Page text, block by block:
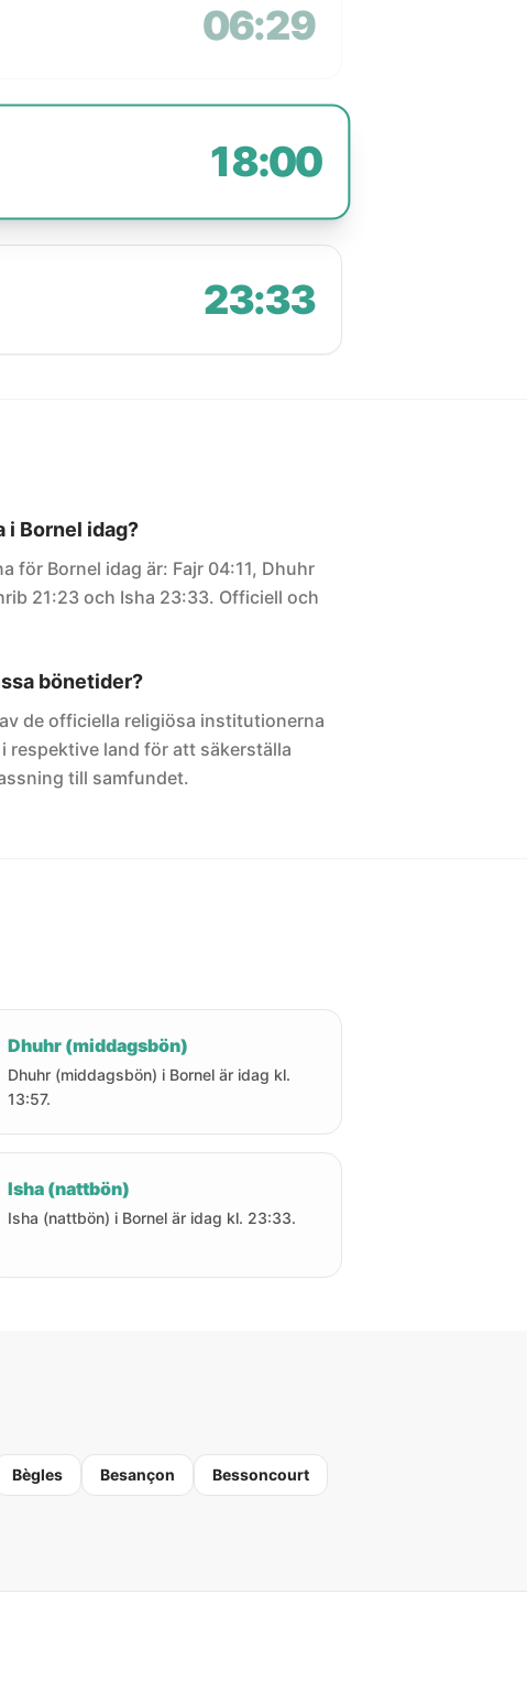
06:29
18:00
23:33
i Bornel idag?
för Bornel idag är: Fajr 04:11, Dhuhr
21:23 och Isha 23:33. Officiell och
bönetider?
de officiella religiösa institutionerna
respektive land för att säkerställa
till samfundet.
Dhuhr (middagsbön)
Dhuhr (middagsbön) i Bornel är idag kl.
13:57.
Isha (nattbön)
Isha (nattbön) i Bornel är idag kl. 23:33.
Bègles Besançon Bessoncourt